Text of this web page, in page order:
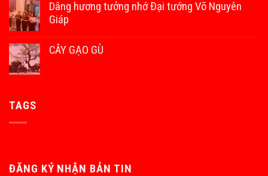
Dâng hương tưởng nhớ Đại tướng Võ Nguyên
Giáp
CÂY GẠO GÙ
TAGS
ĐĂNG KÝ NHẬN BẢN TIN